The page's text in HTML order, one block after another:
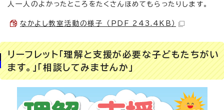
人一人のよかったところをたくさんほめてもらったりします。
なかよし教室活動の様子 （PDF 243.4KB）
リーフレット「理解と支援が必要な子どもたちがい
ます。」「相談してみませんか」